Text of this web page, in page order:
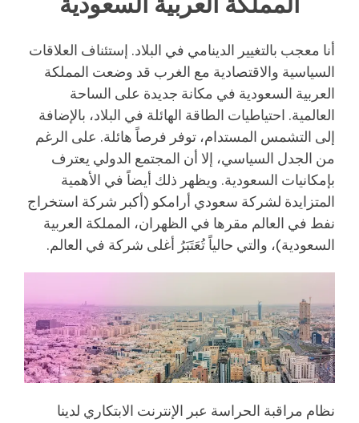
أنا معجب بالتغيير الدينامي في البلاد. إستئناف العلاقات
السياسية والاقتصادية مع الغرب قد وضعت المملكة
العربية السعودية في مكانة جديدة على الساحة
العالمية. احتياطيات الطاقة الهائلة في البلاد، بالإضافة
إلى التشمس المستدام، توفر فرصاً هائلة. على الرغم
من الجدل السياسي، إلا أن المجتمع الدولي يعترف
بإمكانيات السعودية. ويظهر ذلك أيضاً في الأهمية
المتزايدة لشركة سعودي أرامكو (أكبر شركة استخراج
نفط في العالم مقرها في الظهران، المملكة العربية
السعودية)، والتي حالياً تُعَتَبَرُ أغلى شركة في العالم.
نظام مراقبة الحراسة عبر الإنترنت الابتكاري لدينا